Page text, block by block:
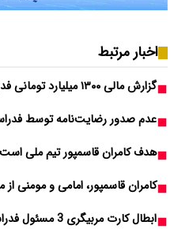
اخبار مرتبط
گزارش مالی ۱۳۰۰ میلیارد تومانی فدراسیون کشتی در ۱۴۰۳
عدم صدور رضایت‌نامه توسط
هدف کامران قاسمپور تیم ملی است
کامران قاسمپور، امامی و مومنی
ابطال کارت مربیگری 3 مسئول فدراسیون کشتی